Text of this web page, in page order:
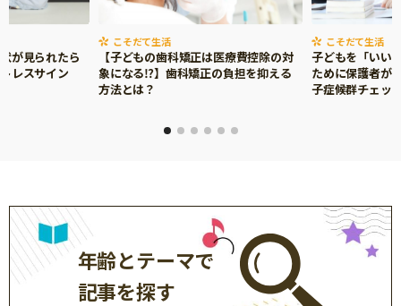
が見られたら
レスサイン
こそだて生活
【子どもの歯科矯正は医療費控除の対
象になる⁉】歯科矯正の負担を抑える
方法とは？
こそだて生活
子どもを「いい
ために保護者が
子症候群チェッ
年齢とテーマで
記事を探す